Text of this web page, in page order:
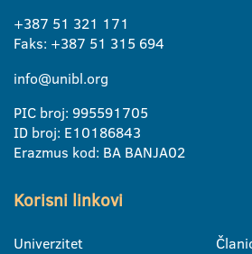
+387 51 321 171
Faks: +387 51 315 694
info@unibl.org
PIC broj: 995591705
ID broj: E10186843
Erazmus kod: BA BANJA02
Korisni linkovi
Univerzitet